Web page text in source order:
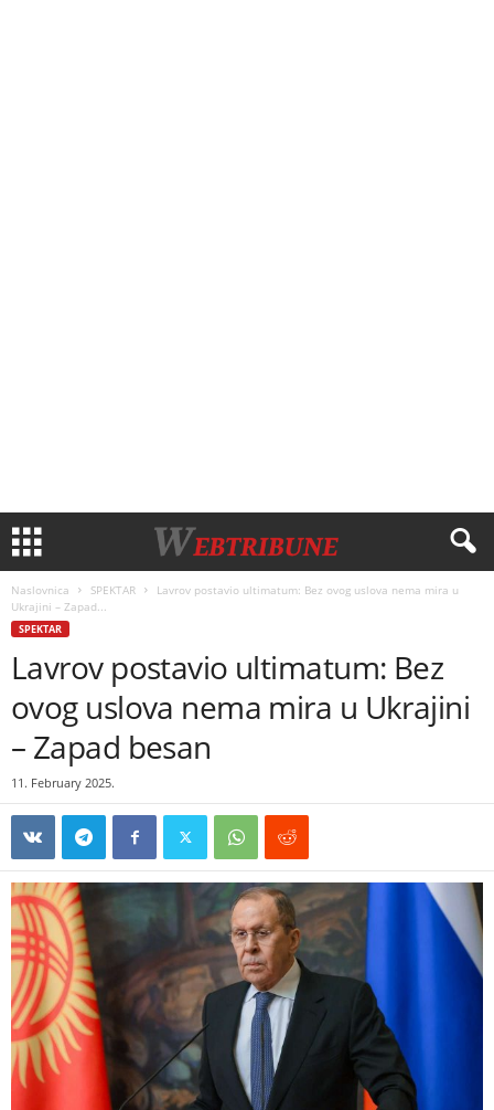
Naslovnica SPEKTAR
Lavrov postavio ultimatum: Bez ovog uslova nema mira u
Ukrajini – Zapad...
SPEKTAR
Lavrov postavio ultimatum: Bez
ovog uslova nema mira u Ukrajini
– Zapad besan
11. February 2025.